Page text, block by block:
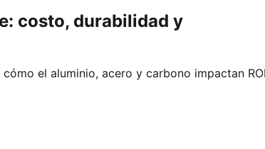
costo, durabilidad y
el aluminio, acero y carbono impactan